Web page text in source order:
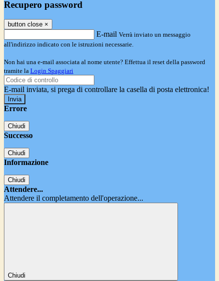
Recupero password
button close ×
E-mail Verrà inviato un messaggio
all'indirizzo indicato con le istruzioni necessarie.
Non hai una e-mail associata al nome utente? Effettua il reset della password
tramite la Login Spaggiari
E-mail inviata, si prega di controllare la casella di posta elettronica!
Errore
Chiudi
Successo
Chiudi
Informazione
Chiudi
Attendere...
Attendere il completamento dell'operazione...
Chiudi